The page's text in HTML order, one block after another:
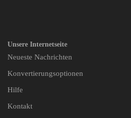
Unsere Internetseite
Neueste Nachrichten
Konvertierungsoptionen
Hilfe
Kontakt